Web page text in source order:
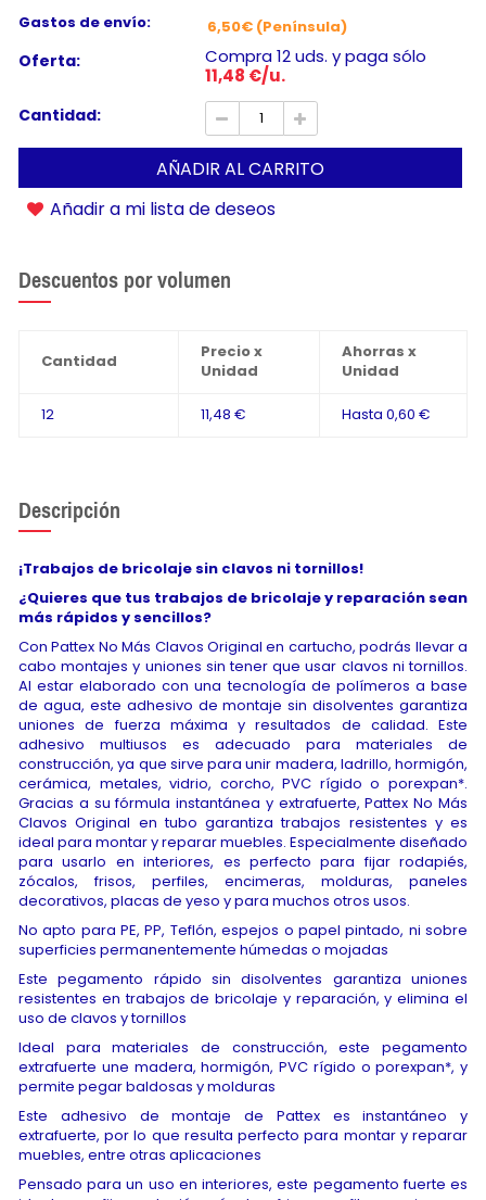
Gastos de envío:
6,50€ (Península)
Oferta:
Compra 12 uds. y paga sólo
11,48 €/u.
Cantidad:
AÑADIR AL CARRITO
Añadir a mi lista de deseos
Descuentos por volumen
Cantidad
Precio x
Unidad
Ahorras x
Unidad
12 11,48 € Hasta 0,60 €
Descripción
¡Trabajos de bricolaje sin clavos ni tornillos!
¿Quieres que tus trabajos de bricolaje y reparación sean
más rápidos y sencillos?
Con Pattex No Más Clavos Original en cartucho, podrás llevar a
cabo montajes y uniones sin tener que usar clavos ni tornillos.
Al estar elaborado con una tecnología de polímeros a base
de agua, este adhesivo de montaje sin disolventes garantiza
uniones de fuerza máxima y resultados de calidad. Este
adhesivo multiusos es adecuado para materiales de
construcción, ya que sirve para unir madera, ladrillo, hormigón,
cerámica, metales, vidrio, corcho, PVC rígido o porexpan*.
Gracias a su fórmula instantánea y extrafuerte, Pattex No Más
Clavos Original en tubo garantiza trabajos resistentes y es
ideal para montar y reparar muebles. Especialmente diseñado
para usarlo en interiores, es perfecto para fijar rodapiés,
zócalos, frisos, perfiles, encimeras, molduras, paneles
decorativos, placas de yeso y para muchos otros usos.
No apto para PE, PP, Teflón, espejos o papel pintado, ni sobre
superficies permanentemente húmedas o mojadas
Este pegamento rápido sin disolventes garantiza uniones
resistentes en trabajos de bricolaje y reparación, y elimina el
uso de clavos y tornillos
Ideal para materiales de construcción, este pegamento
extrafuerte une madera, hormigón, PVC rígido o porexpan*, y
permite pegar baldosas y molduras
Este adhesivo de montaje de Pattex es instantáneo y
extrafuerte, por lo que resulta perfecto para montar y reparar
muebles, entre otras aplicaciones
Pensado para un uso en interiores, este pegamento fuerte es